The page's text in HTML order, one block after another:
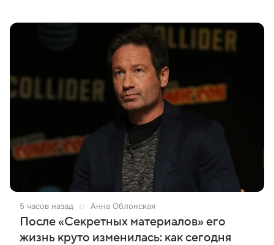
5 часов назад Анна Облонская
После «Секретных материалов» его
жизнь круто изменилась: как сегодня